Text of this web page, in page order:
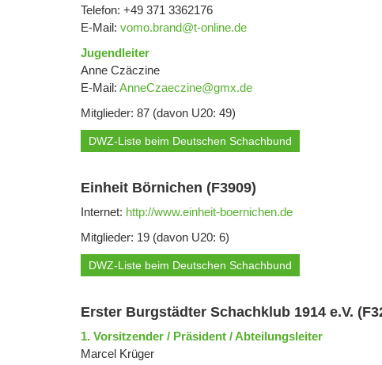
Telefon: +49 371 3362176
E-Mail: vomo.brand@t-online.de
Jugendleiter
Anne Czäczine
E-Mail: AnneCzaeczine@gmx.de
Mitglieder: 87 (davon U20: 49)
DWZ-Liste beim Deutschen Schachbund
Einheit Börnichen (F3909)
Internet: http://www.einheit-boernichen.de
Mitglieder: 19 (davon U20: 6)
DWZ-Liste beim Deutschen Schachbund
Erster Burgstädter Schachklub 1914 e.V.
1. Vorsitzender / Präsident / Abteilungsleiter
Marcel Krüger